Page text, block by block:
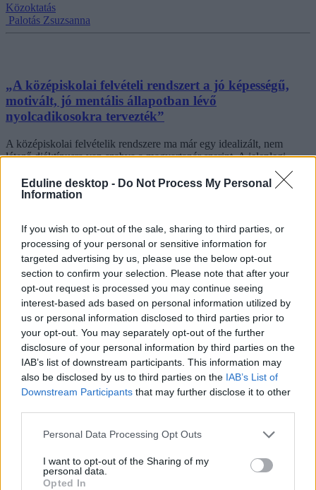
Eduline desktop - Do Not Process My Personal
Information
If you wish to opt-out of the sale, sharing to third parties, or
processing of your personal or sensitive information for
targeted advertising by us, please use the below opt-out
section to confirm your selection. Please note that after your
opt-out request is processed you may continue seeing
interest-based ads based on personal information utilized by
us or personal information disclosed to third parties prior to
your opt-out. You may separately opt-out of the further
disclosure of your personal information by third parties on the
IAB’s list of downstream participants. This information may
also be disclosed by us to third parties on the IAB’s List of
Downstream Participants that may further disclose it to other
Personal Data Processing Opt Outs
I want to opt-out of the Sharing of my
personal data.
Opted In
Közoktatás
Palotás Zsuzsanna
„A középiskolai felvételi rendszert a jó képességű,
motivált, jó mentális állapotban lévő
nyolcadikosokra tervezték”
A középiskolai felvételik rendszere ma már egy idealizált, nem
létező diáktípusra van szabva a magyartanár szerint. A jelenlegi
miközben a rendszer figyelmen kívül hagyja a mai diákok mentális
állapotát és az oktatás valóságát.
Palotás Zsuzsanna